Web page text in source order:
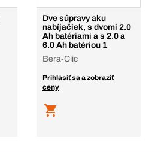
Dve súpravy aku
nabíjačiek, s dvomi 2.0
Ah batériami a s 2.0 a
6.0 Ah batériou 1
Bera-Clic
Prihlásiť sa a zobraziť
ceny